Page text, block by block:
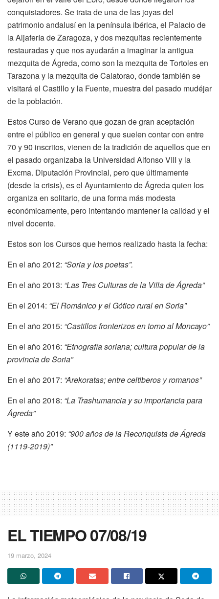
conquistadores. Se trata de una de las joyas del
patrimonio andalusí en la península ibérica, el Palacio de
la Aljafería de Zaragoza, y dos mezquitas recientemente
restauradas y que nos ayudarán a imaginar la antigua
mezquita de Ágreda, como son la mezquita de Tortoles en
Tarazona y la mezquita de Calatorao, donde también se
visitará el Castillo y la Fuente, muestra del pasado mudéjar
de la población.
Estos Curso de Verano que gozan de gran aceptación
entre el público en general y que suelen contar con entre
70 y 90 inscritos, vienen de la tradición de aquellos que en
el pasado organizaba la Universidad Alfonso VIII y la
Excma. Diputación Provincial, pero que últimamente
(desde la crisis), es el Ayuntamiento de Ágreda quien los
organiza en solitario, de una forma más modesta
económicamente, pero intentando mantener la calidad y el
nivel docente.
Estos son los Cursos que hemos realizado hasta la fecha:
En el año 2012: “Soria y los poetas”.
En el año 2013: “Las Tres Culturas de la Villa de Ágreda”
En el 2014: “El Románico y el Gótico rural en Soria”
En el año 2015: “Castillos fronterizos en torno al Moncayo”
En el año 2016: “Etnografía soriana; cultura popular de la
provincia de Soria”
En el año 2017: “Arekoratas; entre celtiberos y romanos”
En el año 2018: “La Trashumancia y su importancia para
Ágreda”
Y este año 2019: “900 años de la Reconquista de Ágreda
(1119-2019)”
EL TIEMPO 07/08/19
19 marzo, 2024